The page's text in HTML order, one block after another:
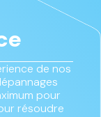
de nos
pour
résoudre